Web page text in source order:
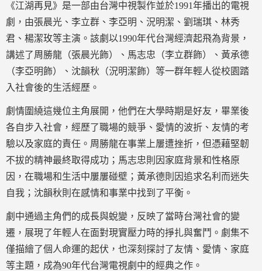
《江湖再見》是一部由台灣中視製作並於1991年播出的電視
劇，由張晨光、李立群、李亞明、況明潔、劉瑞琪、林秀
君、楊潔玫等主演。該劇以1990年代台灣經濟起飛為背景，
講述了周勝龍（張晨光飾）、馬志忠（李立群飾）、黃承德
（李亞明飾）、沈韻秋（況明潔飾）等一群年輕人從校園踏
入社會後的生活經歷。
劇情圍繞這幾位主角展開，他們在大學時期是好友，畢業後
各自步入社會，經歷了職場的競爭、愛情的波折、友情的考
驗以及家庭的責任。周勝龍在事業上屢遭挫折，但憑藉堅韌
不拔的精神最終取得成功；馬志忠則因家庭背景和性格原
因，在職場和生活中屢屢碰壁；黃承德則因追求名利而迷失
自我；沈韻秋則在感情和事業中找到了平衡。
劇中通過主角們的成長與蛻變，反映了當時台灣社會的變
遷，展現了年輕人在面對現實壓力時的掙扎與奮鬥。劇集不
僅描繪了個人命運的起伏，也深刻探討了友情、愛情、家庭
等主題，成為90年代台灣電視劇中的經典之作。